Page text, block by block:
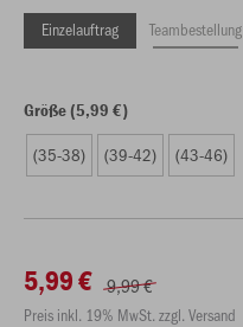
Einzelauftrag Teambestellung
Größe (5,99 €)
(35-38) (39-42) (43-46)
5,99 € 9,99 €
Preis inkl. 19% MwSt. zzgl. Versand